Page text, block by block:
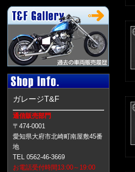
ガレージT&F
通信販売部門
〒474-0001
愛知県大府市北崎町南屋敷45番
地
TEL 0562-46-3669
お電話受付時間13:00～19:00